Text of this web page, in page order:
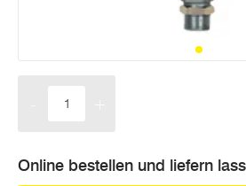
Online bestellen und liefern